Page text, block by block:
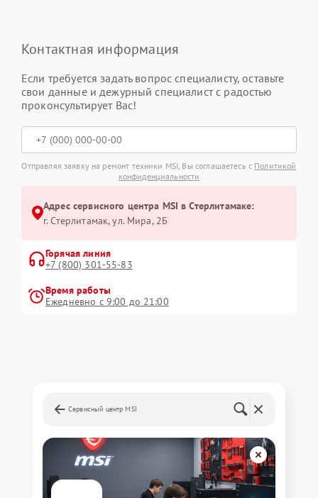
Контактная информация
Если требуется задать вопрос специалисту, оставьте
свои данные и дежурный специалист с радостью
проконсультирует Вас!
Отправляя заявку на ремонт техники MSI, Вы соглашаетесь с Политикой
конфиденциальности
Адрес сервисного центра MSI в Стерлитамаке:
г. Стерлитамак, ул. Мира, 2Б
Горячая линия
+7 (800) 301-55-83
Время работы
Ежедневно с 9:00 до 21:00
Сервисный центр MSI